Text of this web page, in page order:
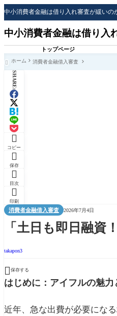
中小消費者金融は借り入れ審査が緩いの
中小消費者金融は借り入
トップページ
 ホーム 消費者金融借入審査
SHARE:

コピー

保存

目次

印刷
消費者金融借入審査 2026年7月4日
「土日も即日融資
takapon3
 保存する
はじめに：アイフルの魅力
近年、急な出費が必要にな